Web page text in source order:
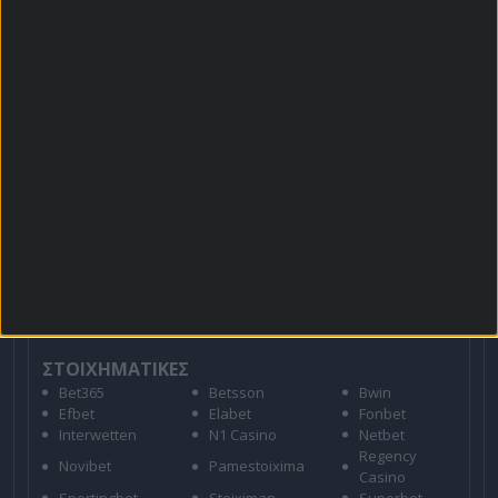
ΣΤΟΙΧΗΜΑΤΙΚΕΣ
Bet365 Betsson
Bwin
Efbet
Elabet
Fonbet
Interwetten
N1 Casino
Netbet
Novibet
Pamestoixima
Regency
Casino